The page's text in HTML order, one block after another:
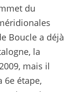
du
Boucle a déjà
la
mais il
6e étape,